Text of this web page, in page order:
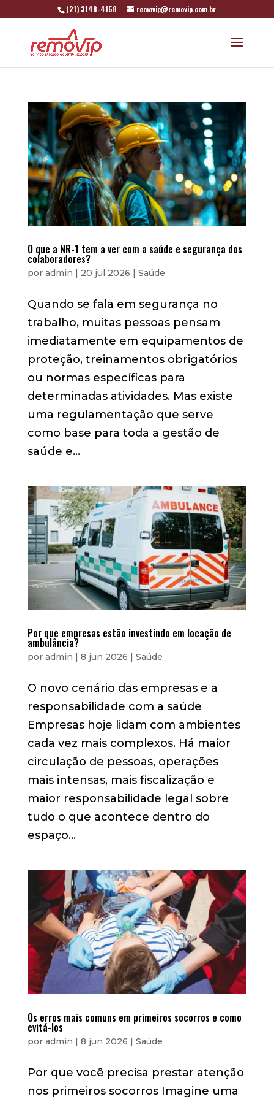
(21) 3148-4158 removip@removip.com.br
O que a NR-1 tem a ver com a saúde e segurança dos
colaboradores?
por admin | 20 jul 2026 | Saúde
Quando se fala em segurança no
trabalho, muitas pessoas pensam
imediatamente em equipamentos de
proteção, treinamentos obrigatórios
ou normas específicas para
determinadas atividades. Mas existe
uma regulamentação que serve
como base para toda a gestão de
saúde e...
Por que empresas estão investindo em locação de
ambulância?
por admin | 8 jun 2026 | Saúde
O novo cenário das empresas e a
responsabilidade com a saúde
Empresas hoje lidam com ambientes
cada vez mais complexos. Há maior
circulação de pessoas, operações
mais intensas, mais fiscalização e
maior responsabilidade legal sobre
tudo o que acontece dentro do
espaço...
Os erros mais comuns em primeiros socorros e como
evitá-los
por admin | 8 jun 2026 | Saúde
Por que você precisa prestar atenção
nos primeiros socorros Imagine uma